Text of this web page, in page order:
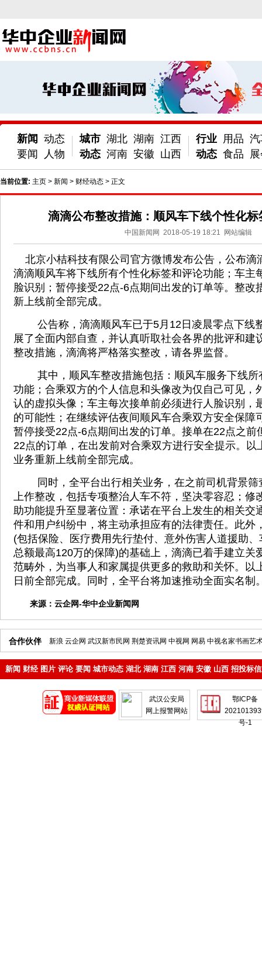
新闻
要闻
动态
人物
城市
动态
湖北 湖南 江西
河南 安徽 山西
行业
动态
用品
食品
当前位置: 主页 > 新闻 > 财经动态 > 正文
滴滴公布整改措施：顺风车下线个性化
中国新闻网 2018-05-19 18:21 网站编辑
北京小桔科技有限公司官方微博发布公告，公布滴
滴滴顺风车将下线所有个性化标签和评论功能；车主
脸识别；暂停接受22点-6点期间出发的订单等。整改
新上线前全部完成。
公告称，滴滴顺风车已于5月12日凌晨零点下线
展了全面内部自查，并认真听取社会各界的批评和建
整改措施，滴滴将严格落实整改，请各界监督。
其中，顺风车整改措施包括：顺风车服务下线所
功能；合乘双方的个人信息和头像改为仅自己可见，
认的虚拟头像；车主每次接单前必须进行人脸识别，
的可能性；在继续评估夜间顺风车合乘双方安全保障
暂停接受22点-6点期间出发的订单。接单在22点之前
22点的订单，在出发前对合乘双方进行安全提示。以
业务重新上线前全部完成。
同时，全平台出行相关业务，在之前司机背景筛
上作整改，包括专项整治人车不符，坚决零容忍；修
助功能提升至显著位置：承诺在平台上发生的相关交
件和用户纠纷中，将主动承担应有的法律责任。此外
(包括保险、医疗费用先行垫付、意外伤害人道援助
总额最高120万的保障)的基础上，滴滴已着手建立关
范畴外，为当事人和家属提供更多的救助和关怀。以
日前全部完成。同时，全平台将加速推动全面实名制
来源： 云企网-华中企业新闻网
合作伙伴 新浪 云企网 武汉新市民网 荆楚资讯网 中视网 网易 中视名家书画艺
新闻 财经 图片 评论 要闻 城市动态 湖北 湖南 江西 河南 安徽 山西 招投标
武汉公安局
网上报警网站
鄂ICP备
号-1